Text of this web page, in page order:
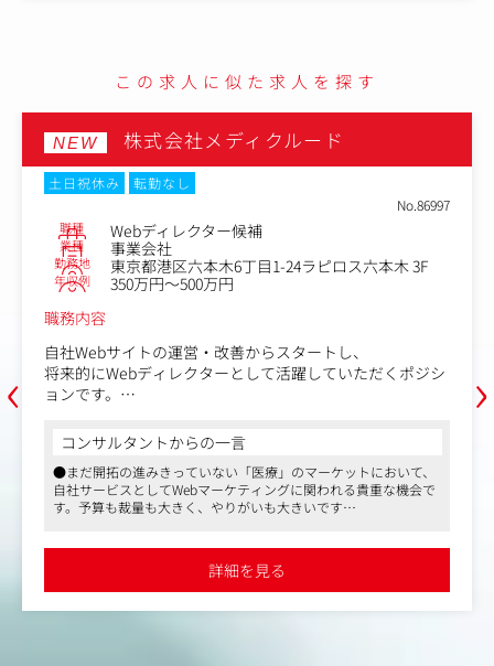
今回の採用では上記のクリエイティブ業務に加えて若手社
員の良きお手本となっていただくことも期待しています。
また、有力アートディレクターの仕事を間近で垣間見なが
ら腕を磨き実績を積み上げていただくことで将来的にご自
身にもアートディレクターのキャリアパスが拓けていま
す。
この求人に似た求人を探す
‹
NEW 株式会社メディクルード
土日祝休み
転勤なし
No.86997
職種 Webディレクター候補
業種 事業会社
勤務地 東京都港区六本木6丁目1-24ラピロス六本木 3F
年収例
350万円～500万円
職務内容
自社Webサイトの運営・改善からスタートし、
将来的にWebディレクターとして活躍していただくポジシ
ョンです。
実に育成する採用枠です。
入社後は、既存HPの制作・更新業務やコンテンツ企画か
らお任せします。
経験やスキルに応じた業務からスタートし、Web制作の実
務を通じて着実にスキルを積み重ねながら、
テストなどを取り入れたディレクション業務へと幅を広げ
コンサルタントからの一言
●まだ開拓の進みきっていない「医療」のマーケットにおいて、
自社サービスとしてWebマーケティングに関われる貴重な機会で
す。予算も裁量も大きく、やりがいも大きいです
ムで汗を流してから出社される方もいらっしゃいます。オフィス
界隈はランチどころや飲み食いどころも豊富です
●変化の激しい美容業界においても設立20年を超えて会社も安定
しており、長期的に働ける環境です。同社の注力する分野など
詳細を見る
›